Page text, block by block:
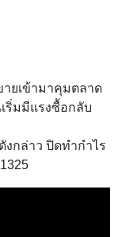
ยเข้ามาคุมตลาด
ริ่มมีแรงซื้อกลับ
กล่าว ปิดทำกำไร